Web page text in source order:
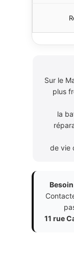
Sur le
plus
la
de vie
11 rue